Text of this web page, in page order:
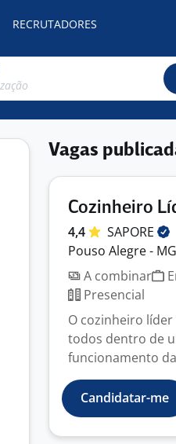
RECRUTADORES
Vagas
Cozinheiro
4,4
SAPORE
Pouso Alegre - MG
A combinar
Presencial
O cozinheiro
todos dentro de
funcionamento
Candidatar-me